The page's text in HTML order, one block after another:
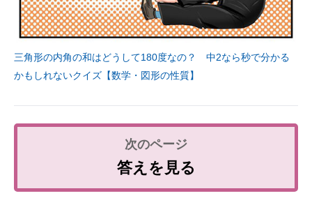
三角形の内角の和はどうして180度なの？ 中2なら秒で分かる
かもしれないクイズ【数学・図形の性質】
答えを見る